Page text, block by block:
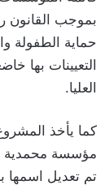
حماية الطفولة
التعيينات بها
العليا.
كما يأخذ
مؤسسة محمدية
تم تعديل اسمها